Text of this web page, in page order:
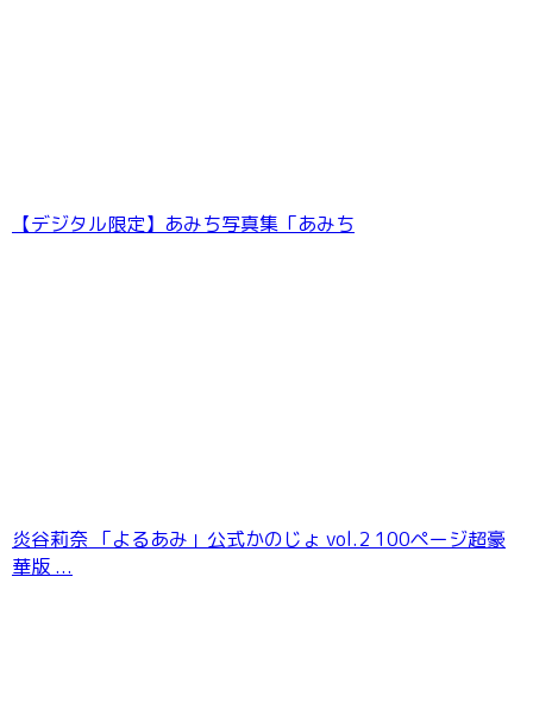
【デジタル限定】あみち写真集「あみち
炎谷莉奈 「よるあみ」公式かのじょ vol.2 100ページ超豪
華版 ...